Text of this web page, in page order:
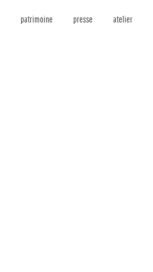
patrimoine presse atelier